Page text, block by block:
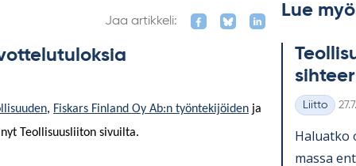
Jaa artikkeli:
, Fiskars Finland Oy Ab:n työntekijöiden ja
Teollisuusliiton sivuilta.
Lue
Kategoriat
Liitto
Ha­luatko
massa